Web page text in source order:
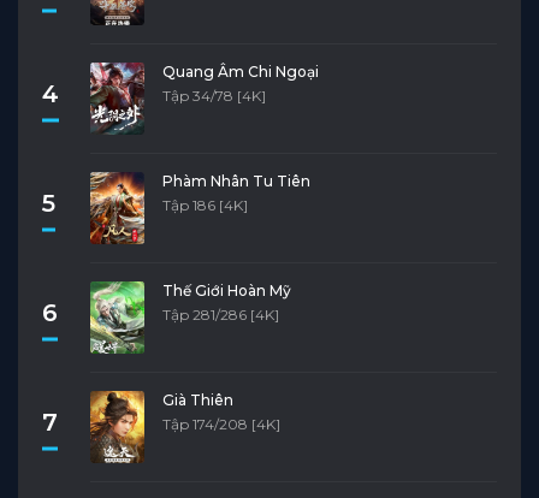
4
Quang Âm Chi Ngoại
Tập 34/78 [4K]
5
Phàm Nhân Tu Tiên
Tập 186 [4K]
6
Thế Giới Hoàn Mỹ
Tập 281/286 [4K]
7
Già Thiên
Tập 174/208 [4K]